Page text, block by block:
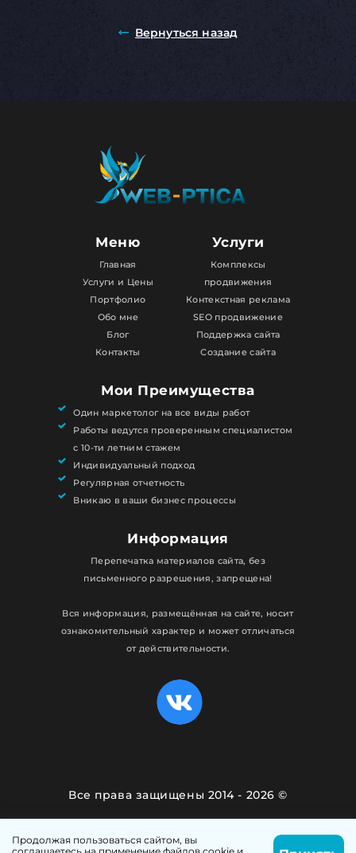
Вернуться назад
Меню
Главная
Услуги и Цены
Портфолио
Обо мне
Блог
Контакты
Услуги
Комплексы
продвижения
Контекстная реклама
SEO продвижение
Поддержка сайта
Создание сайта
Мои Преимущества
Один маркетолог на все виды работ
Работы ведутся проверенным специалистом
с 10-ти летним стажем
Индивидуальный подход
Регулярная отчетность
Вникаю в ваши бизнес процессы
Информация
Перепечатка материалов сайта, без
письменного разрешения, запрещена!
Вся информация, размещённая на сайте, носит
ознакомительный характер и может отличаться
от действительности.
Все права защищены 2014 - 2026 ©
Продолжая пользоваться сайтом, вы